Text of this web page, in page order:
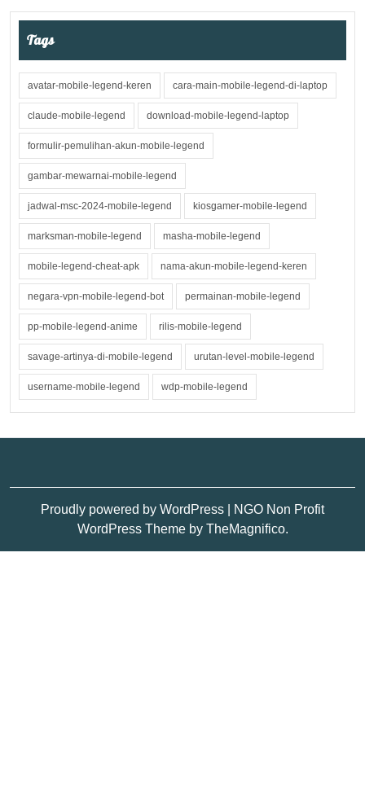
Tags
avatar-mobile-legend-keren cara-main-mobile-legend-di-laptop
claude-mobile-legend download-mobile-legend-laptop
formulir-pemulihan-akun-mobile-legend
gambar-mewarnai-mobile-legend
jadwal-msc-2024-mobile-legend kiosgamer-mobile-legend
marksman-mobile-legend masha-mobile-legend
mobile-legend-cheat-apk nama-akun-mobile-legend-keren
negara-vpn-mobile-legend-bot permainan-mobile-legend
pp-mobile-legend-anime rilis-mobile-legend
savage-artinya-di-mobile-legend urutan-level-mobile-legend
username-mobile-legend wdp-mobile-legend
Proudly powered by WordPress
NGO Non Profit
WordPress Theme by TheMagnifico.